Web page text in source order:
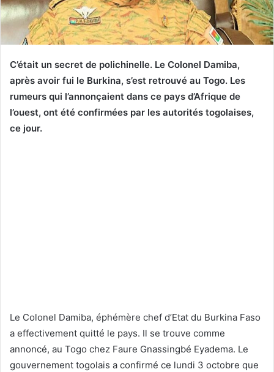
C’était un secret de polichinelle. Le Colonel Damiba,
après avoir fui le Burkina, s’est retrouvé au Togo. Les
rumeurs qui l’annonçaient dans ce pays d’Afrique de
l’ouest, ont été confirmées par les autorités togolaises,
ce jour.
Le Colonel Damiba, éphémère chef d’Etat du Burkina Faso
a effectivement quitté le pays. Il se trouve comme
annoncé, au Togo chez Faure Gnassingbé Eyadema. Le
gouvernement togolais a confirmé ce lundi 3 octobre que